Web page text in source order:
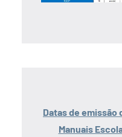
Datas de emissão
Manuais